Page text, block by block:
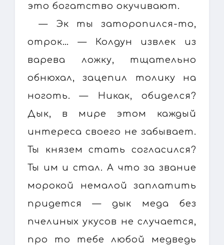
это богатство окучивают.
— Эк ты заторопился-то,
отрок… — Колдун извлек из
варева ложку, тщательно
обнюхал, зацепил толику на
ноготь. — Никак, обиделся?
Дык, в мире этом каждый
интереса своего не забывает.
Ты князем стать согласился?
Ты им и стал. А что за звание
морокой немалой заплатить
придется — дык меда без
пчелиных укусов не случается,
про то тебе любой медведь